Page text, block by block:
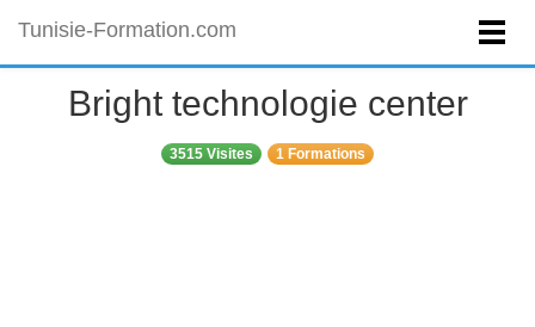
Tunisie-Formation.com
Bright technologie center
3515 Visites 1 Formations